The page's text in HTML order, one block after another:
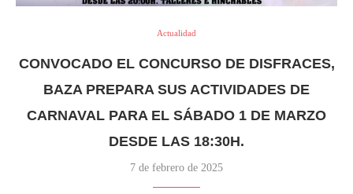
Actualidad
CONVOCADO EL CONCURSO DE DISFRACES,
BAZA PREPARA SUS ACTIVIDADES DE
CARNAVAL PARA EL SÁBADO 1 DE MARZO
DESDE LAS 18:30H.
7 de febrero de 2025